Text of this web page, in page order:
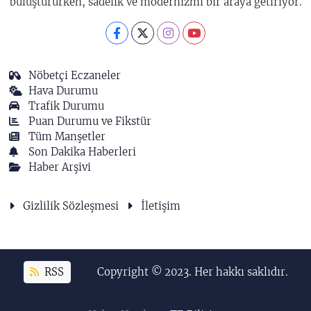
Nöbetçi Eczaneler
Hava Durumu
Trafik Durumu
Puan Durumu ve Fikstür
Tüm Manşetler
Son Dakika Haberleri
Haber Arşivi
Gizlilik Sözleşmesi İletişim
RSS Copyright © 2023. Her hakkı saklıdır.